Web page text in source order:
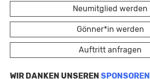
Neumitglied werden
Gönner*in werden
Auftritt anfragen
WIR DANKEN UNSEREN SPONSOREN